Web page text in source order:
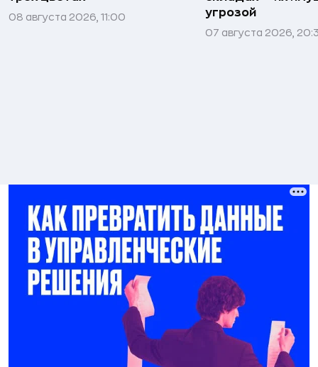
08 августа 2026, 11:00
угрозой
07 августа 2026,